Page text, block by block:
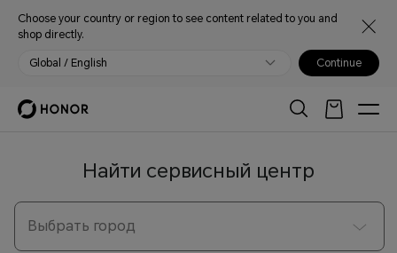
Choose your country or region to see content related to you and
shop directly.
Global / English Continue
Найти сервисный центр
Выбрать город